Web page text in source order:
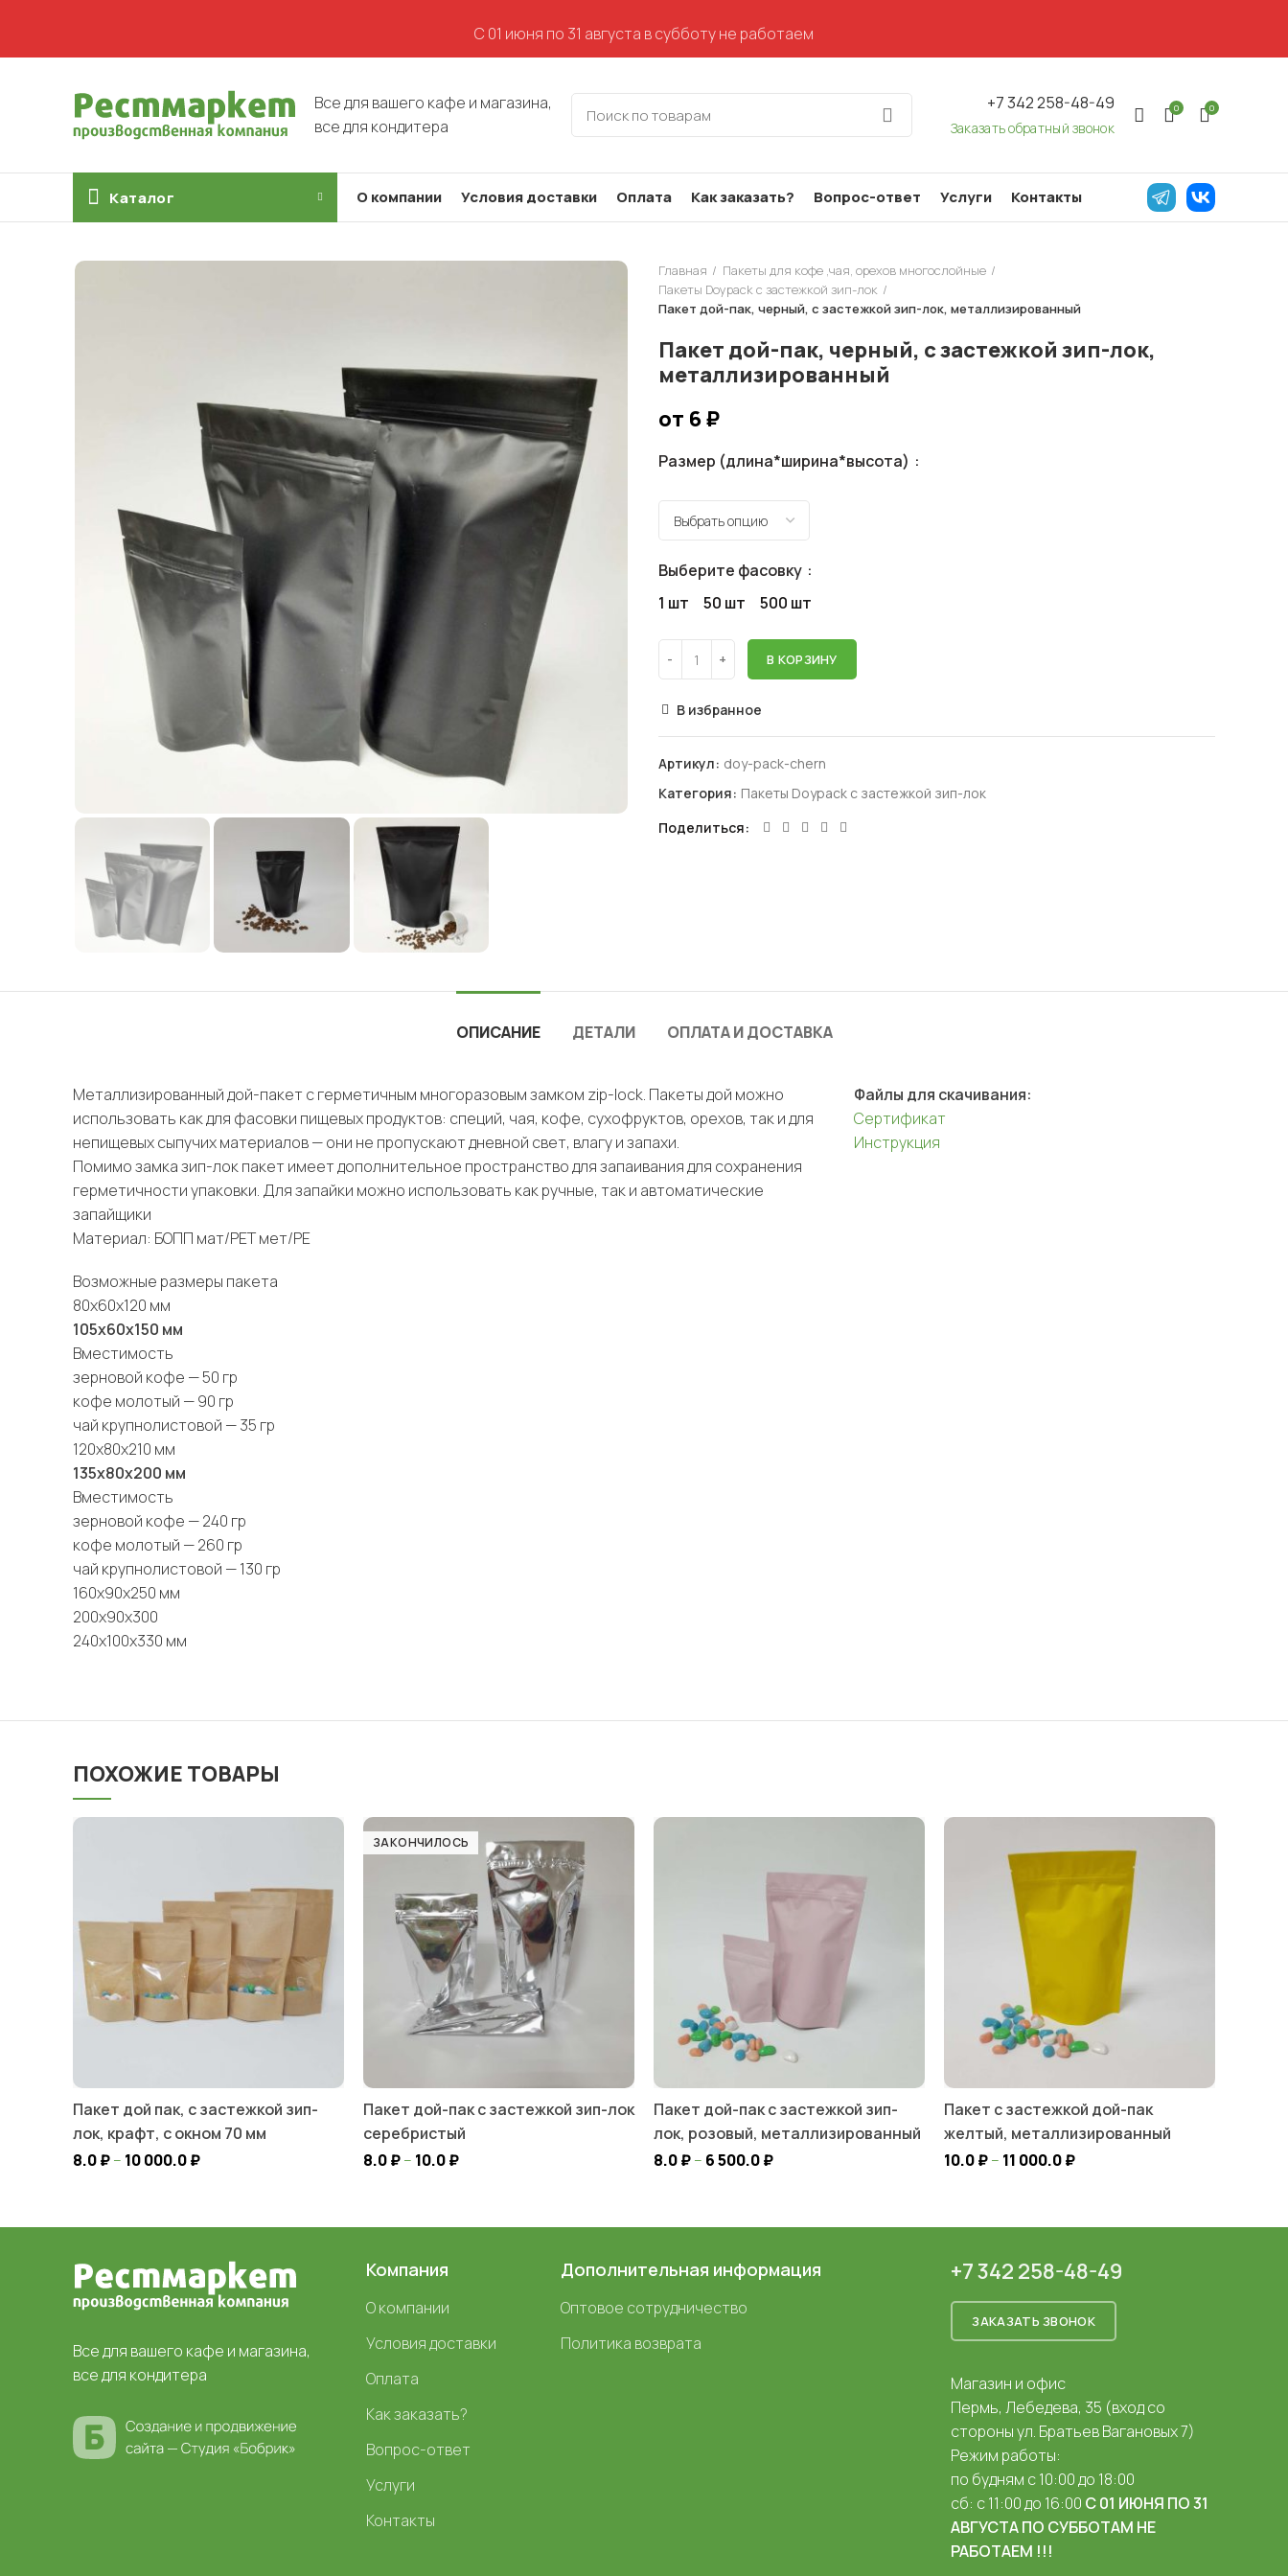
Все для вашего кафе и магазина,
все для кондитера
+7 342 258-48-49
Заказать обратный звонок
0 0
Каталог О компании Условия доставки Оплата Как заказать? Вопрос-ответ Услуги Контакты
Главная
Пакеты для кофе ,чая, орехов многослойные
Пакеты Doypack с застежкой зип-лок
Пакет дой-пак, черный, с застежкой зип-лок, металлизированный
Пакет дой-пак, черный, с застежкой зип-лок,
металлизированный
от 6₽
Размер (длина*ширина*высота)
Выберите фасовку
1 шт
50 шт 500 шт
В КОРЗИНУ
В избранное
Артикул: doy-pack-chern
Категория: Пакеты Doypack с застежкой зип-лок
Поделиться
ОПИСАНИЕ ДЕТАЛИ ОПЛАТА И ДОСТАВКА
Металлизированный дой-пакет с герметичным многоразовым замком zip-lock. Пакеты дой можно
использовать как для фасовки пищевых продуктов: специй, чая, кофе, сухофруктов, орехов, так и для
непищевых сыпучих материалов — они не пропускают дневной свет, влагу и запахи.
Помимо замка зип-лок пакет имеет дополнительное пространство для запаивания для сохранения
герметичности упаковки. Для запайки можно использовать как ручные, так и автоматические
запайщики
Материал: БОПП мат/РЕТ мет/РЕ
Возможные размеры пакета
80х60х120 мм
105х60х150 мм
Вместимость
зерновой кофе — 50 гр
кофе молотый — 90 гр
чай крупнолистовой — 35 гр
120х80х210 мм
135х80х200 мм
Вместимость
зерновой кофе — 240 гр
кофе молотый — 260 гр
чай крупнолистовой — 130 гр
160х90х250 мм
200х90х300
240х100х330 мм
Файлы для скачивания:
Сертификат
Инструкция
ПОХОЖИЕ ТОВАРЫ
Пакет дой пак, с застежкой зип-
лок, крафт, с окном 70 мм
8.0₽– 10 000.0₽
ЗАКОНЧИЛОСЬ
Пакет дой-пак с застежкой зип-лок
серебристый
8.0₽– 10.0₽
Пакет дой-пак с застежкой зип-
лок, розовый, металлизированный
8.0₽– 6 500.0₽
Пакет с застежкой дой-пак
желтый, металлизированный
10.0₽– 11 000.0₽
Все для вашего кафе и магазина,
все для кондитера
Компания
О компании
Условия доставки
Оплата
Как заказать?
Вопрос-ответ
Услуги
Контакты
Дополнительная информация
Оптовое сотрудничество
Политика возврата
+7 342 258-48-49
ЗАКАЗАТЬ ЗВОНОК
Магазин и офис
Пермь, Лебедева, 35 (вход со
стороны ул. Братьев Вагановых 7)
Режим работы:
по будням с 10:00 до 18:00
сб: с 11:00 до 16:00 С 01 ИЮНЯ ПО 31
АВГУСТА ПО СУББОТАМ НЕ
РАБОТАЕМ !!!
С 01 июня по 31 августа в субботу не работаем